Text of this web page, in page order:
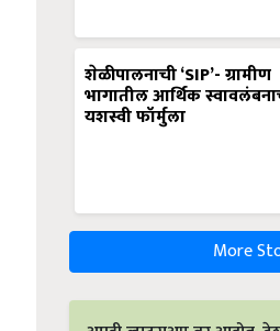
शेळीपालनाची ‘SIP’- ग्रामीण
भागातील आर्थिक
यशस्वी फॉर्मुला
More